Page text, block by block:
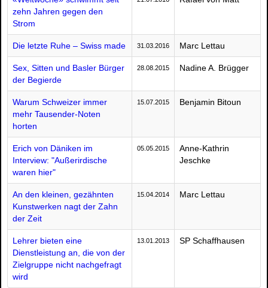
zehn Jahren gegen den
Strom
Die letzte Ruhe – Swiss made 31.03.2016 Marc Lettau
Sex, Sitten und Basler Bürger
der Begierde
28.08.2015 Nadine A. Brügger
Warum Schweizer immer
mehr Tausender-Noten
horten
15.07.2015 Benjamin Bitoun
Erich von Däniken im
Interview: "Außerirdische
waren hier"
05.05.2015
Anne-Kathrin
Jeschke
An den kleinen, gezähnten
Kunstwerken nagt der Zahn
der Zeit
15.04.2014 Marc Lettau
Lehrer bieten eine
Dienstleistung an, die von der
Zielgruppe nicht nachgefragt
wird
13.01.2013 SP Schaffhausen